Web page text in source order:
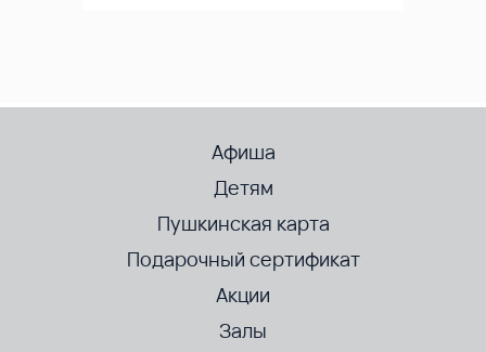
Афиша
Детям
Пушкинская карта
Подарочный сертификат
Акции
Залы